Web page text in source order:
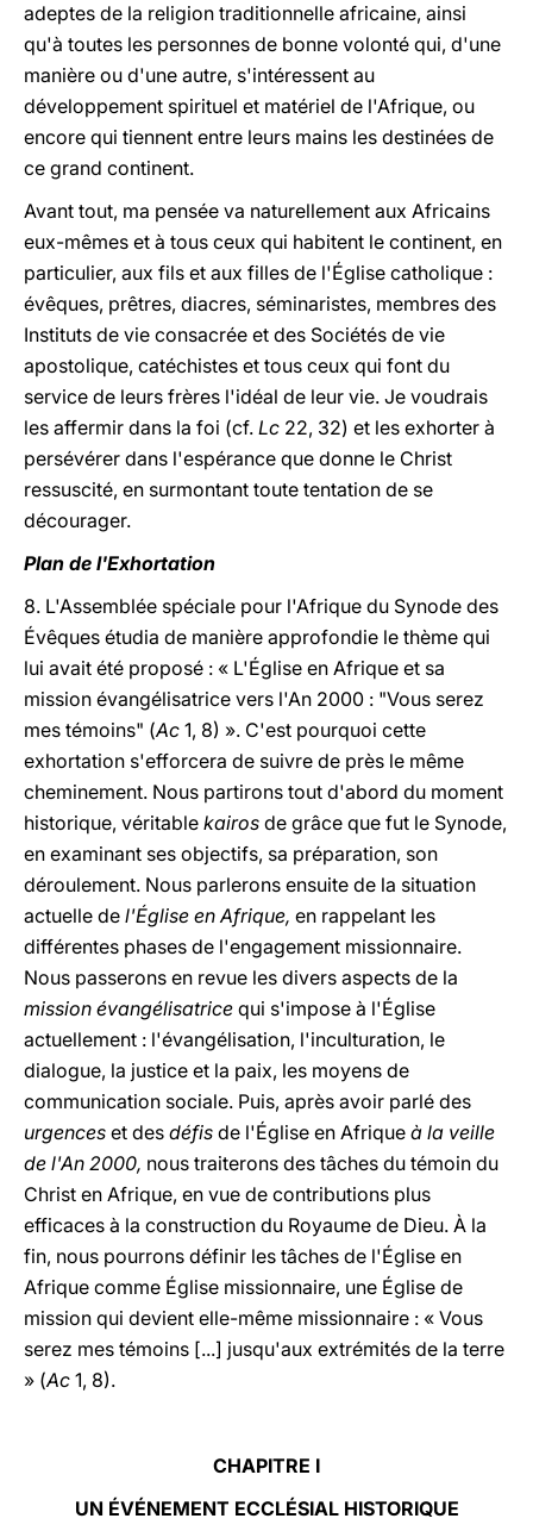
adeptes de la religion traditionnelle africaine, ainsi
qu'à toutes les personnes de bonne volonté qui, d'une
manière ou d'une autre, s'intéressent au
développement spirituel et matériel de l'Afrique, ou
encore qui tiennent entre leurs mains les destinées de
ce grand continent.
Avant tout, ma pensée va naturellement aux Africains
eux-mêmes et à tous ceux qui habitent le continent, en
particulier, aux fils et aux filles de l'Église catholique :
évêques, prêtres, diacres, séminaristes, membres des
Instituts de vie consacrée et des Sociétés de vie
apostolique, catéchistes et tous ceux qui font du
service de leurs frères l'idéal de leur vie. Je voudrais
les affermir dans la foi (cf. Lc 22, 32) et les exhorter à
persévérer dans l'espérance que donne le Christ
ressuscité, en surmontant toute tentation de se
décourager.
Plan de l'Exhortation
8. L'Assemblée spéciale pour l'Afrique du Synode des
Évêques étudia de manière approfondie le thème qui
lui avait été proposé : « L'Église en Afrique et sa
mission évangélisatrice vers l'An 2000 : "Vous serez
mes témoins" (Ac 1, 8) ». C'est pourquoi cette
exhortation s'efforcera de suivre de près le même
cheminement. Nous partirons tout d'abord du moment
historique, véritable kairos de grâce que fut le Synode,
en examinant ses objectifs, sa préparation, son
déroulement. Nous parlerons ensuite de la situation
actuelle de l'Église en Afrique, en rappelant les
différentes phases de l'engagement missionnaire.
Nous passerons en revue les divers aspects de la
mission évangélisatrice qui s'impose à l'Église
actuellement : l'évangélisation, l'inculturation, le
dialogue, la justice et la paix, les moyens de
communication sociale. Puis, après avoir parlé des
urgences et des défis de l'Église en Afrique à la veille
de l'An 2000, nous traiterons des tâches du témoin du
Christ en Afrique, en vue de contributions plus
efficaces à la construction du Royaume de Dieu. À la
fin, nous pourrons définir les tâches de l'Église en
Afrique comme Église missionnaire, une Église de
mission qui devient elle-même missionnaire : « Vous
serez mes témoins [...] jusqu'aux extrémités de la terre
» (Ac 1, 8).
CHAPITRE I
UN ÉVÉNEMENT ECCLÉSIAL HISTORIQUE